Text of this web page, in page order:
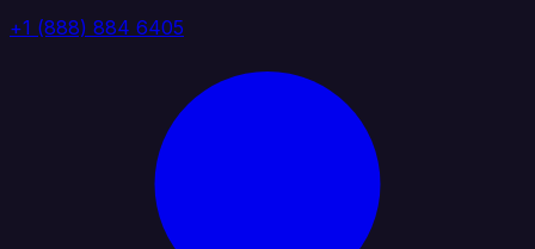
+1 (888) 884 6405